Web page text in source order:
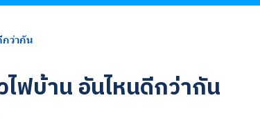
กว่ากัน
ไฟบ้าน อันไหนดีกว่ากัน